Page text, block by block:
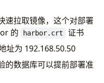
速拉取镜像，这个对部署
的
harbor.crt
证书
址为 192.168.50.50
的数据库可以提前部署准